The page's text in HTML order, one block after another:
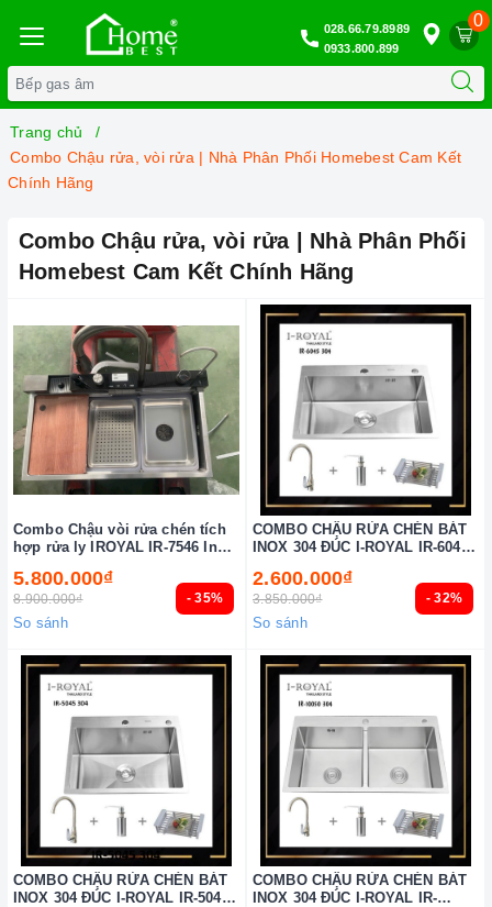
0
028.66.79.8989
0933.800.899
Trang chủ
Combo Chậu rửa, vòi rửa | Nhà Phân Phối Homebest Cam Kết
Chính Hãng
Combo Chậu rửa, vòi rửa | Nhà Phân Phối
Homebest Cam Kết Chính Hãng
- 35%
Combo Chậu vòi rửa chén tích
hợp rửa ly IROYAL IR-7546 Inox
5.800.000₫
8.900.000₫
So sánh
- 32%
COMBO CHẬU RỬA CHÉN BÁT
INOX 304 ĐÚC I-ROYAL IR-6045
2.600.000₫
3.850.000₫
So sánh
COMBO CHẬU RỬA CHÉN BÁT
INOX 304 ĐÚC I-ROYAL IR-5045
COMBO CHẬU RỬA CHÉN BÁT
INOX 304 ĐÚC I-ROYAL IR-